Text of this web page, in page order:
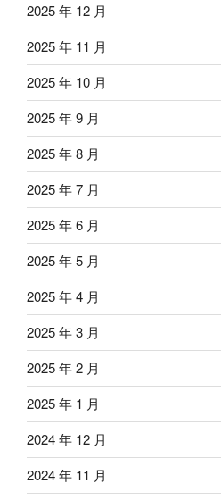
2025 年 12 月
2025 年 11 月
2025 年 10 月
2025 年 9 月
2025 年 8 月
2025 年 7 月
2025 年 6 月
2025 年 5 月
2025 年 4 月
2025 年 3 月
2025 年 2 月
2025 年 1 月
2024 年 12 月
2024 年 11 月